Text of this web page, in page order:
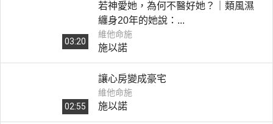
03:20
若神愛她，為何不醫好她？｜類風濕
纏身20年的她說：...
維他命施
施以諾
02:55
讓心房變成豪宅
維他命施
施以諾